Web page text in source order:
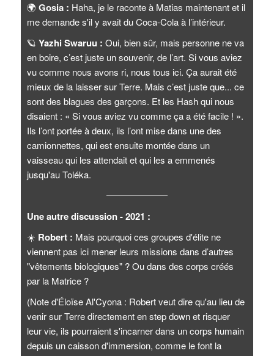
🌍 Gosia : Haha, je le raconte à Matias maintenant et il
me demande s'il y avait du Coca-Cola à l’intérieur.
🪐 Yazhi Swaruu : Oui, bien sûr, mais personne ne va
en boire, c’est juste un souvenir, de l’art. Si vous aviez
vu comme nous avons ri, nous tous ici. Ça aurait été
mieux de la laisser sur Terre. Mais c’est juste que... ce
sont des blagues des garçons. Et les Hash qui nous
disaient : « Si vous aviez vu comme ça a été facile ! ».
Ils l’ont portée à deux, ils l’ont mise dans une des
camionnettes, qui est ensuite montée dans un
vaisseau qui les attendait et qui les a emmenés
jusqu'au Toléka.
Une autre discussion - 2021 :
☀️ Robert : Mais pourquoi ces groupes d'élite ne
viennent pas ici mener leurs missions dans d’autres
"vêtements biologiques" ? Ou dans des corps créés
par la Matrice ?
(Note d'Éloïse Al'Cyona : Robert veut dire qu'au lieu de
venir sur Terre directement en step down et risquer
leur vie, ils pourraient s'incarner dans un corps humain
depuis un caisson d'immersion, comme le font la